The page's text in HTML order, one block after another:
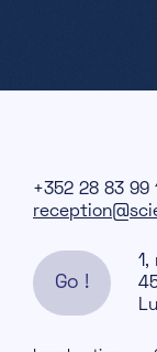
+352 28 83 99 1
Go !
1,